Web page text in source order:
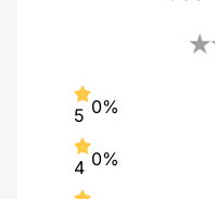
5 0%
4 0%